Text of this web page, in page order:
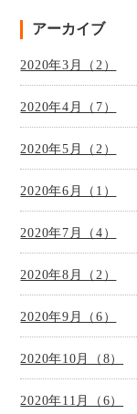
アーカイブ
2020年3月（2）
2020年4月（7）
2020年5月（2）
2020年6月（1）
2020年7月（4）
2020年8月（2）
2020年9月（6）
2020年10月（8）
2020年11月（6）